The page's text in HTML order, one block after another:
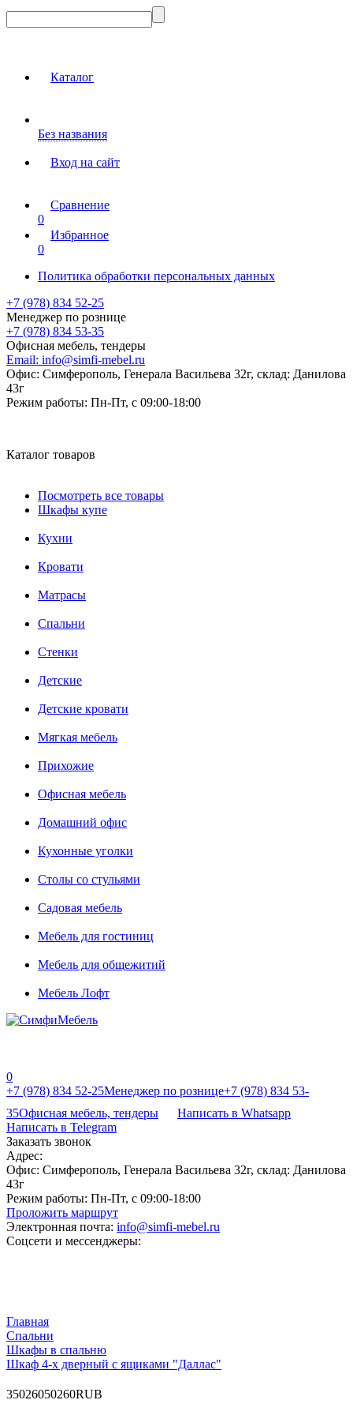
Каталог
Без названия
Вход на сайт
Сравнение
0
Избранное
0
Политика обработки персональных данных
+7 (978) 834 52-25
Менеджер по рознице
+7 (978) 834 53-35
Офисная мебель, тендеры
Email: info@simfi-mebel.ru
Офис: Симферополь, Генерала Васильева 32г, склад: Данилова
43г
Режим работы: Пн-Пт, с 09:00-18:00
Каталог товаров
Посмотреть все товары
Шкафы купе
Кухни
Кровати
Матрасы
Cпальни
Стенки
Детские
Детские кровати
Мягкая мебель
Прихожие
Офисная мебель
Домашний офис
Кухонные уголки
Столы со стульями
Садовая мебель
Мебель для гостиниц
Мебель для общежитий
Мебель Лофт
0
+7 (978) 834 52-25Менеджер по рознице+7 (978) 834 53-
35Офисная мебель, тендеры
Написать в Whatsapp
Написать в Telegram
Заказать звонок
Адрес:
Офис: Симферополь, Генерала Васильева 32г, склад: Данилова
43г
Режим работы: Пн-Пт, с 09:00-18:00
Проложить маршрут
Электронная почта: info@simfi-mebel.ru
Соцсети и мессенджеры:
Главная
Cпальни
Шкафы в спальню
Шкаф 4-х дверный с ящиками "Даллас"
35026050260RUB